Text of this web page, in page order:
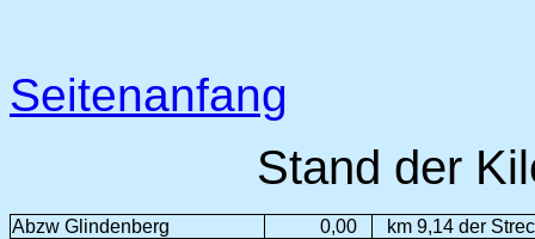
Seitenanfang
Stand der
Abzw Glindenberg 0,00
km 9,14 der